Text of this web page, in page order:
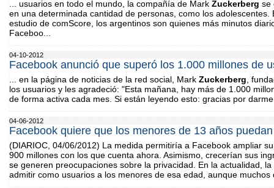
... usuarios en todo el mundo, la compañía de Mark Zuckerberg se
en una determinada cantidad de personas, como los adolescentes.
estudio de comScore, los argentinos son quienes más minutos
Faceboo...
04-10-2012
Facebook anunció que superó los 1.000 millones de
... en la página de noticias de la red social, Mark Zuckerberg ,
los usuarios y les agradeció: "Esta mañana, hay más de 1.000
de forma activa cada mes. Si están leyendo esto: gracias por
04-06-2012
Facebook quiere que los menores de 13 años
(DIARIOC, 04/06/2012) La medida permitiría a Facebook ampliar
900 millones con los que cuenta ahora. Asimismo, crecerían sus
se generen preocupaciones sobre la privacidad. En la actualidad,
admitir como usuarios a los menores de esa edad, aunque